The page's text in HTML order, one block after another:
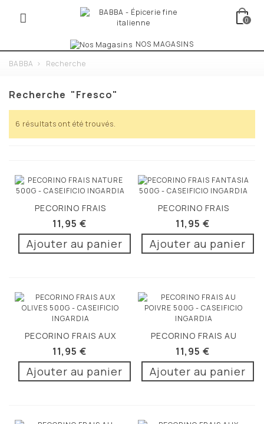
0
NOS MAGASINS
BABBA > Recherche
Recherche "fresco"
6 résultats ont été trouvés.
PECORINO FRAIS
NATURE 500G
11,95 €
Ajouter au panier
PECORINO FRAIS
FANTASIA 500G
11,95 €
Ajouter au panier
PECORINO FRAIS AUX
OLIVES 500G
11,95 €
Ajouter au panier
PECORINO FRAIS AU
POIVRE 500G
11,95 €
Ajouter au panier